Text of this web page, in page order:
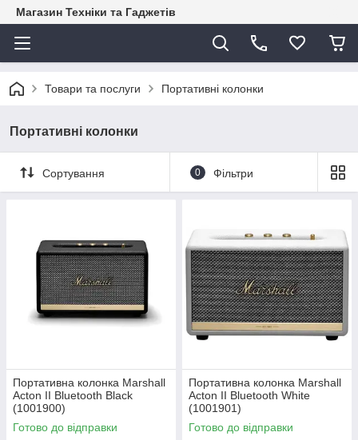
Магазин Техніки та Гаджетів
Товари та послуги Портативні колонки
Портативні колонки
Сортування 0 Фільтри
Портативна колонка Marshall
Acton II Bluetooth Black
(1001900)
Готово до відправки
Портативна колонка Marshall
Acton II Bluetooth White
(1001901)
Готово до відправки